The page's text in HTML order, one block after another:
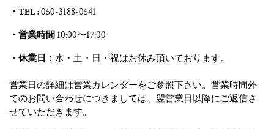
・TEL :050-3188-0541
・営業時間 10:00〜17:00
・休業日： 水・土・日・祝はお休み頂いております。
営業日の詳細は営業カレンダーをご参照下さい。営業時間外
でのお問い合わせにつきましては、翌営業日以降にご返信さ
せていただきます。